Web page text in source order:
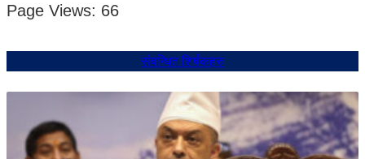
Page Views: 66
संबन्धित शिर्षकहरु